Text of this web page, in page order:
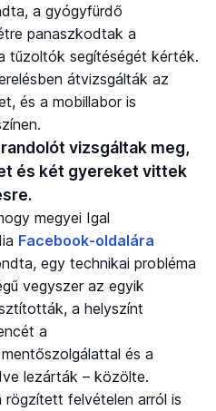
a gyógyfürdő
panaszkodtak a
tűzoltók segítéségét kérték.
átvizsgálták az
és a mobillabor is
vizsgáltak meg,
és két gyereket vittek
megyei Igal
Facebook-oldalára
egy technikai probléma
vegyszer az egyik
a helyszínt
a
és a
lezárták – közölte.
rögzített felvételen arról is